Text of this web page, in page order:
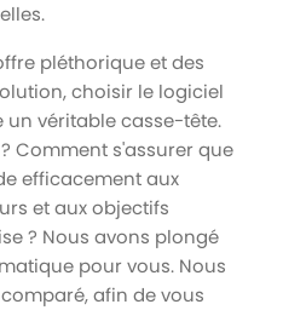
pléthorique et des
choisir le logiciel
un véritable casse-tête.
Comment s'assurer que
efficacement aux
et aux objectifs
? Nous avons plongé
pour vous. Nous
afin de vous